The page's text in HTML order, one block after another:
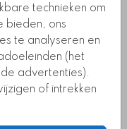
technieken om
bieden, ons
te analyseren en
(het
advertenties).
of intrekken
KOPERFOLIE